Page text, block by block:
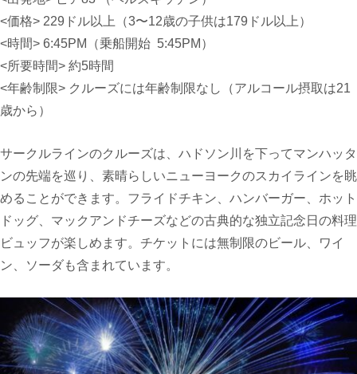
<価格> 229 ドル以上 （3〜12歳の子供は179 ドル以上）
<時間> 6:45PM （乗船開始 5:45PM）
<所要時間> 約5時間
<年齢制限> クルーズには年齢制限なし
（アルコール摂取は21
歳から ）
サークルラインのクルーズは、ハドソン川を下ってマンハッタ
ンの先端を巡り、素晴らしいニューヨークのスカイラインを眺
めることができます。フライドチキン、ハンバーガー、ホット
ドッグ、マックアンドチーズなどの古典的な独立記念日の料理
ビュッフが楽しめます。チケットには無制限のビール、ワイ
ン、ソーダも含まれています。